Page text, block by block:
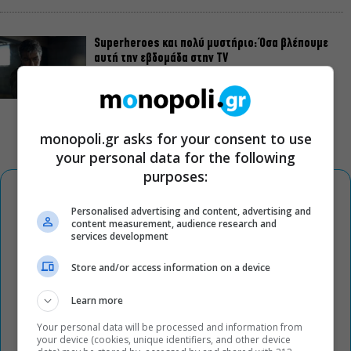
Superheroes και πολύ μυστήριο: Όσα βλέπουμε
αυτή την εβδομάδα στην TV
monopoli.gr asks for your consent to use
your personal data for the following
purposes:
Personalised advertising and content, advertising and
content measurement, audience research and
services development
Store and/or access information on a device
Learn more
Your personal data will be processed and information from
your device (cookies, unique identifiers, and other device